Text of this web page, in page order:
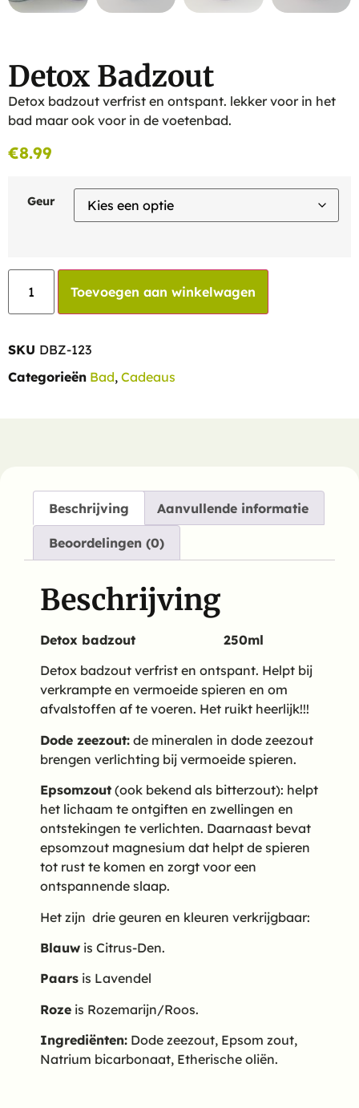
Detox Badzout
Detox badzout verfrist en ontspant. lekker voor in het
bad maar ook voor in de voetenbad.
€8.99
Geur
Toevoegen aan winkelwagen
SKU DBZ-123
Categorieën Bad, Cadeaus
Beschrijving Aanvullende informatie
Beoordelingen (0)
Beschrijving
Detox badzout 250ml
Detox badzout verfrist en ontspant. Helpt bij
verkrampte en vermoeide spieren en om
afvalstoffen af te voeren. Het ruikt heerlijk!!!
Dode zeezout: de mineralen in dode zeezout
brengen verlichting bij vermoeide spieren.
Epsomzout (ook bekend als bitterzout): helpt
het lichaam te ontgiften en zwellingen en
ontstekingen te verlichten. Daarnaast bevat
epsomzout magnesium dat helpt de spieren
tot rust te komen en zorgt voor een
ontspannende slaap.
Het zijn drie geuren en kleuren verkrijgbaar:
Blauw is Citrus-Den.
Paars is Lavendel
Roze is Rozemarijn/Roos.
Ingrediënten: Dode zeezout, Epsom zout,
Natrium bicarbonaat, Etherische oliën.